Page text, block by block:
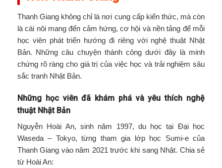
Thanh Giang không chỉ là nơi cung cấp kiến thức, mà còn
là cái nôi mang đến cảm hứng, cơ hội và nền tảng để mỗi
học viên phát triển hướng đi riêng với nghệ thuật Nhật
Bản. Những câu chuyện thành công dưới đây là minh
chứng rõ ràng cho giá trị của việc học và trải nghiệm sâu
sắc tranh Nhật Bản.
Những học viên đã khám phá và yêu thích nghệ
thuật Nhật Bản
Nguyễn Hoài An, sinh năm 1997, du học tại Đại học
Waseda – Tokyo, từng tham gia lớp học Sumi-e của
Thanh Giang vào năm 2021 trước khi sang Nhật. Chia sẻ
từ Hoài An: